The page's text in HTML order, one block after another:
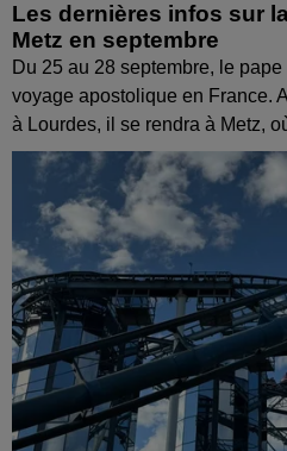
Les dernières infos sur
Metz en septembre
Du 25 au 28 septembre, le
voyage apostolique en France.
à Lourdes, il se rendra à Metz,